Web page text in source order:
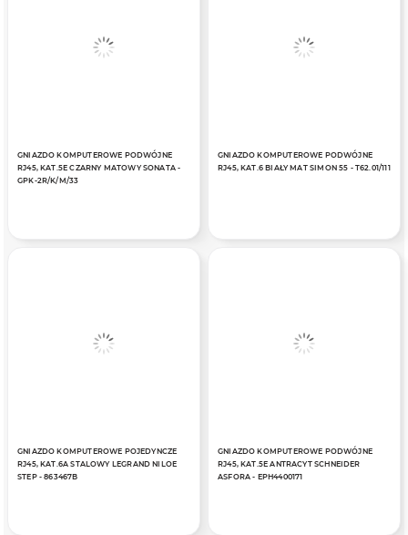
GNIAZDO KOMPUTEROWE PODWÓJNE
RJ45, KAT.5E CZARNY MATOWY SONATA -
GPK-2R/K/M/33
GNIAZDO KOMPUTEROWE PODWÓJNE
RJ45, KAT.6 BIAŁY MAT SIMON 55 - T62.01/111
GNIAZDO KOMPUTEROWE POJEDYNCZE
RJ45, KAT.6A STALOWY LEGRAND NILOE
STEP - 863467B
GNIAZDO KOMPUTEROWE PODWÓJNE
RJ45, KAT.5E ANTRACYT SCHNEIDER
ASFORA - EPH4400171